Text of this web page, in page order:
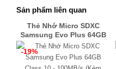
Sản phẩm liên quan
Thẻ Nhớ Micro SDXC
Samsung Evo Plus 64GB
Class 10 - 100MB/s (Kèm
Adapter) - Hàng Nhập
Khẩu
-19%